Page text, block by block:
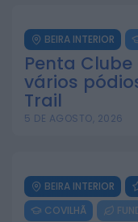
BEIRA INTERIOR
Penta
vários
Trail
5 DE AGOSTO, 2026
BEIRA INTERIOR
COVILHÃ